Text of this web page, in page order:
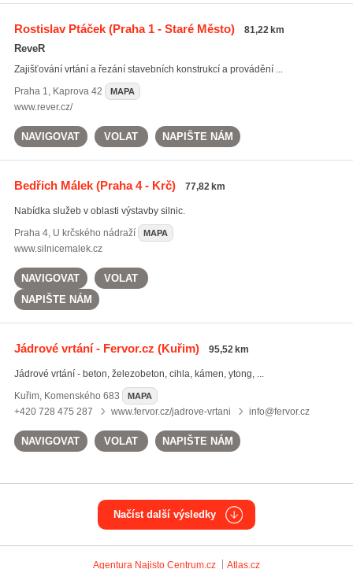
Rostislav Ptáček(Praha 1 - Staré Město) 81,22 km
ReveR
Zajišťování vrtání a řezání stavebních konstrukcí a provádění ...
Praha 1, Kaprova 42 MAPA
www.rever.cz/
NAVIGOVAT VOLAT NAPIŠTE NÁM
Bedřich Málek(Praha 4 - Krč) 77,82 km
Nabídka služeb v oblasti výstavby silnic.
Praha 4, U krčského nádraží MAPA
www.silnicemalek.cz
NAVIGOVAT
VOLAT
NAPIŠTE NÁM
Jádrové vrtání - Fervor.cz (Kuřim) 95,52 km
Jádrové vrtání - beton, železobeton, cihla, kámen, ytong, ...
Kuřim, Komenského 683 MAPA
+420 728 475 287 www.fervor.cz/jadrove-vrtani info@fervor.cz
NAVIGOVAT VOLAT NAPIŠTE NÁM
Načíst další výsledky
Agentura Najisto Centrum.cz Atlas.cz